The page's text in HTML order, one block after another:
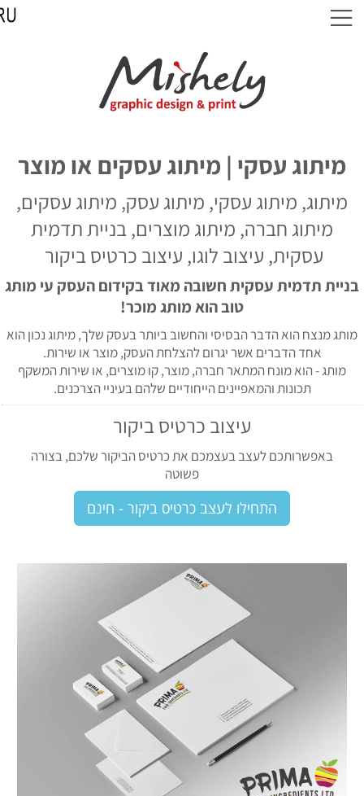
מיתוג עסקי | מיתוג עסקים או מוצר
מיתוג, מיתוג עסקי, מיתוג עסק, מיתוג עסקים,
מיתוג חברה, מיתוג מוצרים, בניית תדמית
עסקית, עיצוב לוגו, עיצוב כרטיס ביקור
בניית תדמית עסקית חשובה מאוד בקידום העסק עי מותג
טוב הוא מותג מוכר!
מותג מנצח הוא הדבר הבסיסי והחשוב ביותר בעסק שלך, מיתוג נכון הוא
אחד הדברים אשר יגרום להצלחת העסק, מוצר או שירות.
מותג - הוא מונח המתאר חברה, מוצר, קו מוצרים, או שירות המשקף
תכונות והמאפיינים הייחודיים שלהם בעיניי הצרכנים.
עיצוב כרטיס ביקור
באפשרותכם לעצב בעצמכם את כרטיס הביקור שלכם, בצורה
פשוטה
התחילו לעצב כרטיס ביקור - חינם